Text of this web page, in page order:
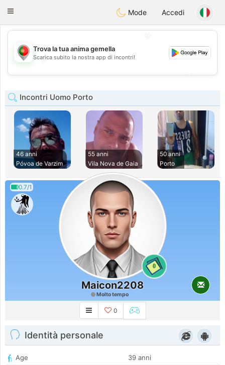
Portugues
Toggle
Mode Accedi
💖
💕
Trova la tua anima gemella
Scarica subito la nostra app di incontri!
Incontri Uomo Porto
46 anni
Póvoa de Varzim
55 anni
Vila Nova de Gaia
50 anni
Porto
0.7/1
0
Maicon2208
Molto tempo
0
Identità personale
Age
39 anni